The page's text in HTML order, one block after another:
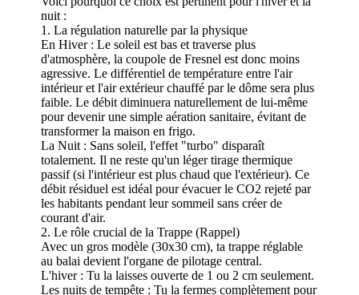
nuit :
1. La régulation naturelle par la physique
En Hiver : Le soleil est bas et traverse plus
d'atmosphère, la coupole de Fresnel est donc moins
agressive. Le différentiel de température entre l'air
intérieur et l'air extérieur chauffé par le dôme sera plus
faible. Le débit diminuera naturellement de lui-même
pour devenir une simple aération sanitaire, évitant de
transformer la maison en frigo.
La Nuit : Sans soleil, l'effet "turbo" disparaît
totalement. Il ne reste qu'un léger tirage thermique
passif (si l'intérieur est plus chaud que l'extérieur). Ce
débit résiduel est idéal pour évacuer le CO2 rejeté par
les habitants pendant leur sommeil sans créer de
courant d'air.
2. Le rôle crucial de la Trappe (Rappel)
Avec un gros modèle (30x30 cm), ta trappe réglable
au balai devient l'organe de pilotage central.
L'hiver : Tu la laisses ouverte de 1 ou 2 cm seulement.
Les nuits de tempête : Tu la fermes complètement pour